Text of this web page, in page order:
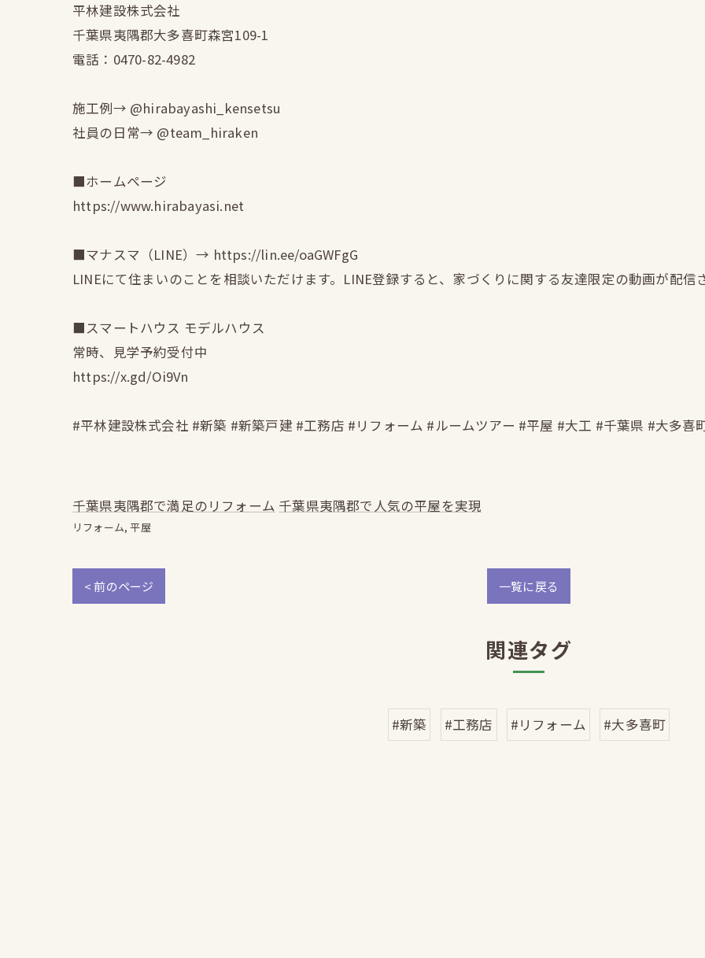
平林建設株式会社
千葉県夷隅郡大多喜町森宮109-1
電話：0470-82-4982
施工例→ @hirabayashi_kensetsu
社員の日常→ @team_hiraken
■ホームページ
https://www.hirabayasi.net
■マナスマ（LINE）→ https://lin.ee/oaGWFgG
LINEにて住まいのことを相談いただけます。LINE登録すると、家づくりに関する友達限定の動画が配信
■スマートハウス モデルハウス
常時、見学予約受付中
https://x.gd/Oi9Vn
#平林建設株式会社 #新築 #新築戸建 #工務店 #リフォーム #ルームツアー #平屋 #大工 #千葉県 #大多喜
千葉県夷隅郡で満足のリフォーム 千葉県夷隅郡で人気の平屋を実現
リフォーム 平屋
< 前のページ 一覧に戻る
関連タグ
#新築 #工務店 #リフォーム #大多喜町